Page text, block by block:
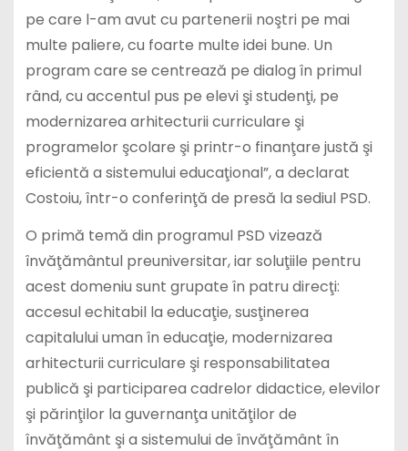
pe care l-am avut cu partenerii noştri pe mai
multe paliere, cu foarte multe idei bune. Un
program care se centrează pe dialog în primul
rând, cu accentul pus pe elevi şi studenţi, pe
modernizarea arhitecturii curriculare şi
programelor şcolare şi printr-o finanţare justă şi
eficientă a sistemului educaţional”, a declarat
Costoiu, într-o conferinţă de presă la sediul PSD.
O primă temă din programul PSD vizează
învăţământul preuniversitar, iar soluţiile pentru
acest domeniu sunt grupate în patru direcţi:
accesul echitabil la educaţie, susţinerea
capitalului uman în educaţie, modernizarea
arhitecturii curriculare şi responsabilitatea
publică şi participarea cadrelor didactice, elevilor
şi părinţilor la guvernanţa unităţilor de
învăţământ şi a sistemului de învăţământ în